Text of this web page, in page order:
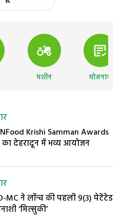
मशीन योजनाएं
Krishi Samman Awards
का देहरादून में भव्य आयोजन
MC ने लॉन्च की पहली 9(3) पेटेंटेड
‘मित्सुकी’